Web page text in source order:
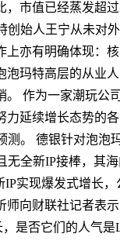
市值已经蒸发超
创始人王宁从未对
上亦有明确体现：
泡玛特高层的从业
作为一家潮玩公
延续增长态势的
测。 德银针对泡泡
无全新IP接棒，其
实现爆发式增长
向财联社记者表
是否它们的人气是